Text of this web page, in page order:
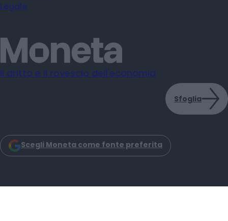
Legale
Il dritto e il rovescio dell'economia
Sfoglia
Scegli Moneta come fonte preferita